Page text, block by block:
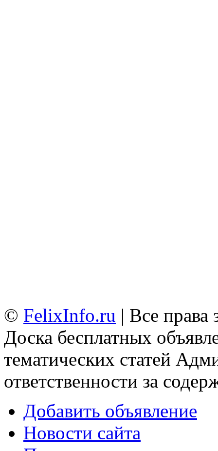
© FelixInfo.ru | Все
Доска бесплатных
тематических статей
ответственности за
Добавить объявление
Новости сайта